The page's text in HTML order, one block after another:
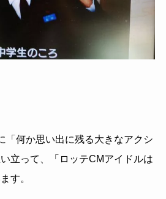
「何か思い出に残る大きなアクシ
立って、「ロッテCMアイドルは
す。